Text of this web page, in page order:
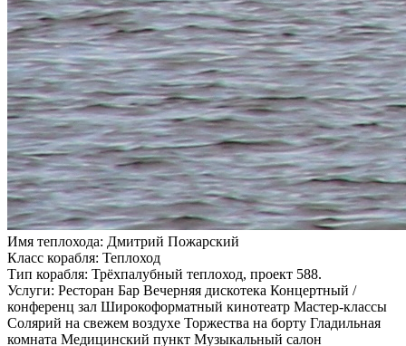
Имя теплохода: Дмитрий Пожарский
Класс корабля: Теплоход
Тип корабля: Трёхпалубный теплоход, проект 588.
Услуги: Ресторан Бар Вечерняя дискотека Концертный /
конференц зал Широкоформатный кинотеатр Мастер-классы
Солярий на свежем воздухе Торжества на борту Гладильная
комната Медицинский пункт Музыкальный салон